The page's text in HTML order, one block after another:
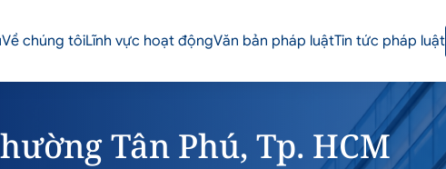
Về chúng tôiLĩnh vực hoạt độngVăn bản pháp luậtTin tức pháp luật
Tân Phú, Tp. HCM